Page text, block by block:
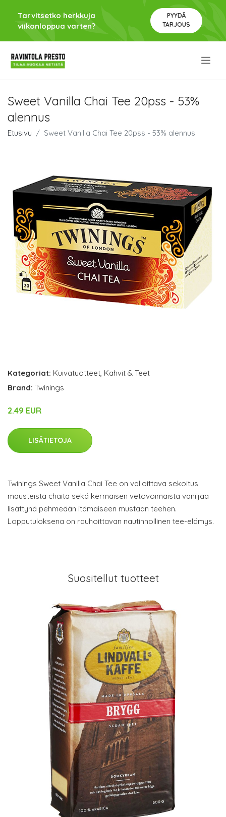
Tarvitsetko herkkuja
viikonloppua varten?
PYYDÄ
TARJOUS
Sweet Vanilla Chai Tee 20pss - 53%
alennus
Etusivu Sweet Vanilla Chai Tee 20pss - 53% alennus
Kategoriat: Kuivatuotteet, Kahvit & Teet
Brand: Twinings
2.49 EUR
LISÄTIETOJA
Twinings Sweet Vanilla Chai Tee on valloittava sekoitus
mausteista chaita sekä kermaisen vetovoimaista vaniljaa
lisättynä pehmeään itämaiseen mustaan teehen.
Lopputuloksena on rauhoittavan nautinnollinen tee-elämys.
Suositellut tuotteet